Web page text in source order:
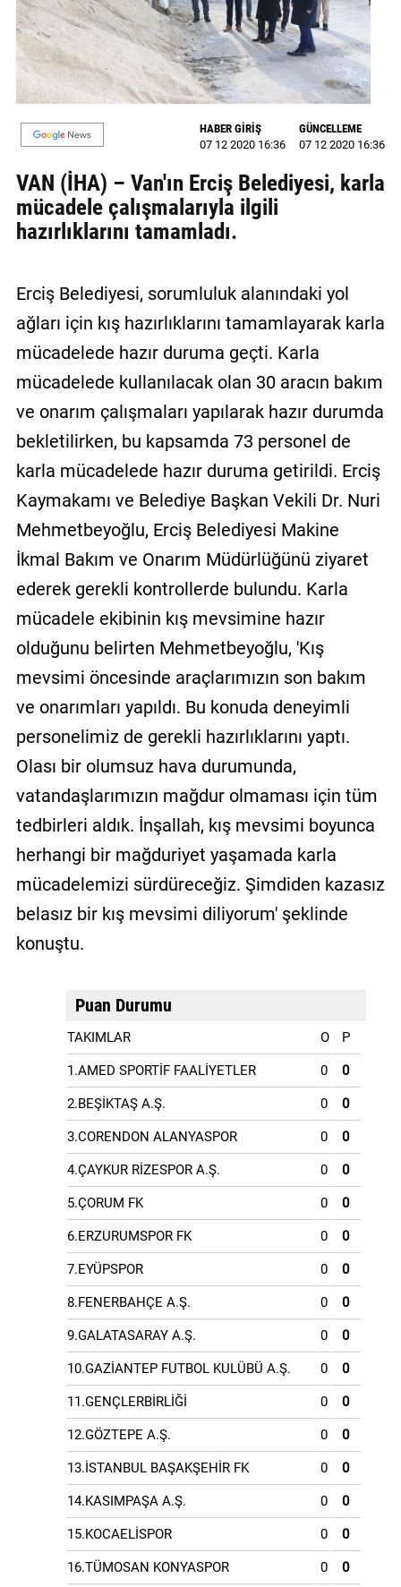
GALERİ
VİDEO
YAZARLAR
BİZE
Künye
İletişim
Sözleşmesi
Kullanıcı
Sözleşmesi
HABER GİRİŞ
07 12 2020 16:36
GÜNCELLEME
07 12 2020 16:36
VAN (İHA) – Van'ın Erciş Belediyesi, karla
mücadele çalışmalarıyla ilgili
hazırlıklarını tamamladı.
Erciş Belediyesi, sorumluluk alanındaki yol
ağları için kış hazırlıklarını tamamlayarak karla
mücadelede hazır duruma geçti. Karla
mücadelede kullanılacak olan 30 aracın bakım
ve onarım çalışmaları yapılarak hazır durumda
bekletilirken, bu kapsamda 73 personel de
karla mücadelede hazır duruma getirildi. Erciş
Kaymakamı ve Belediye Başkan Vekili Dr. Nuri
Mehmetbeyoğlu, Erciş Belediyesi Makine
İkmal Bakım ve Onarım Müdürlüğünü ziyaret
ederek gerekli kontrollerde bulundu. Karla
mücadele ekibinin kış mevsimine hazır
olduğunu belirten Mehmetbeyoğlu, 'Kış
mevsimi öncesinde araçlarımızın son bakım
ve onarımları yapıldı. Bu konuda deneyimli
personelimiz de gerekli hazırlıklarını yaptı.
Olası bir olumsuz hava durumunda,
vatandaşlarımızın mağdur olmaması için tüm
tedbirleri aldık. İnşallah, kış mevsimi boyunca
herhangi bir mağduriyet yaşamada karla
mücadelemizi sürdüreceğiz. Şimdiden kazasız
belasız bir kış mevsimi diliyorum' şeklinde
konuştu.
Puan Durumu
TAKIMLAR O P
1.AMED SPORTİF FAALİYETLER 0 0
2.BEŞİKTAŞ A.Ş. 0 0
3.CORENDON ALANYASPOR 0 0
4.ÇAYKUR RİZESPOR A.Ş. 0 0
5.ÇORUM FK 0 0
6.ERZURUMSPOR FK 0 0
7.EYÜPSPOR 0 0
8.FENERBAHÇE A.Ş. 0 0
9.GALATASARAY A.Ş. 0 0
10.GAZİANTEP FUTBOL KULÜBÜ A.Ş. 0 0
11.GENÇLERBİRLİĞİ 0 0
12.GÖZTEPE A.Ş. 0 0
13.İSTANBUL BAŞAKŞEHİR FK 0 0
14.KASIMPAŞA A.Ş. 0 0
15.KOCAELİSPOR 0 0
16.TÜMOSAN KONYASPOR 0 0